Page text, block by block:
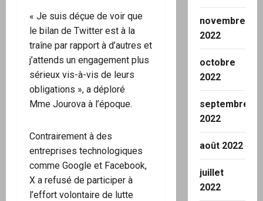
« Je suis déçue de voir que
le bilan de Twitter est à la
traîne par rapport à d’autres et
j’attends un engagement plus
sérieux vis-à-vis de leurs
obligations », a déploré
Mme Jourova à l’époque.
Contrairement à des
entreprises technologiques
comme Google et Facebook,
X a refusé de participer à
l’effort volontaire de lutte
novembre
2022
octobre
2022
septembre
2022
août 2022
juillet
2022